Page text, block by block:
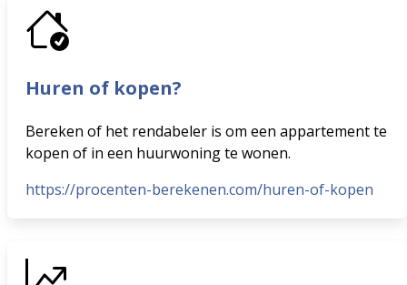
Huren of kopen?
Bereken of het rendabeler is om een appartement te
kopen of in een huurwoning te wonen.
https://procenten-berekenen.com/huren-of-kopen